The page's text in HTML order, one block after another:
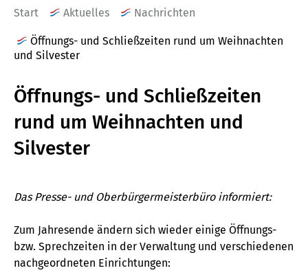
Start Aktuelles Nachrichten
Öffnungs- und Schließzeiten rund um Weihnachten
und Silvester
Öffnungs- und Schließzeiten
rund um Weihnachten und
Silvester
Das Presse- und Oberbürgermeisterbüro informiert:
Zum Jahresende ändern sich wieder einige Öffnungs-
bzw. Sprechzeiten in der Verwaltung und verschiedenen
nachgeordneten Einrichtungen: